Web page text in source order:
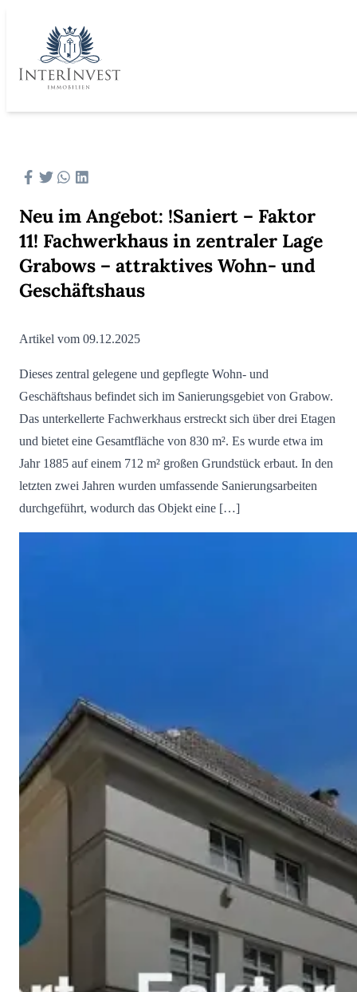
Neu im Angebot: !Saniert – Faktor
11! Fachwerkhaus in zentraler Lage
Grabows – attraktives Wohn- und
Geschäftshaus
Artikel vom 09.12.2025
Dieses zentral gelegene und gepflegte Wohn- und
Geschäftshaus befindet sich im Sanierungsgebiet von Grabow.
Das unterkellerte Fachwerkhaus erstreckt sich über drei Etagen
und bietet eine Gesamtfläche von 830 m². Es wurde etwa im
Jahr 1885 auf einem 712 m² großen Grundstück erbaut. In den
letzten zwei Jahren wurden umfassende Sanierungsarbeiten
durchgeführt, wodurch das Objekt eine […]